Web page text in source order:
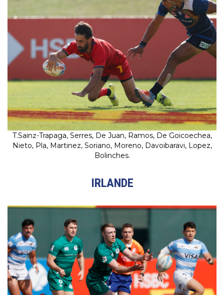
T.Sainz-Trapaga, Serres, De Juan, Ramos, De Goicoechea,
Nieto, Pla, Martinez, Soriano, Moreno, Davoibaravi, Lopez,
Bolinches.
IRLANDE